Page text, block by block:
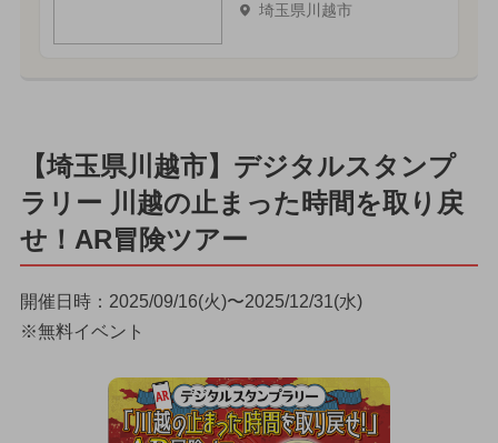
埼玉県川越市
【埼玉県川越市】デジタルスタンプ
ラリー 川越の止まった時間を取り戻
せ！AR冒険ツアー
開催日時：2025/09/16(火)〜2025/12/31(水)
※無料イベント